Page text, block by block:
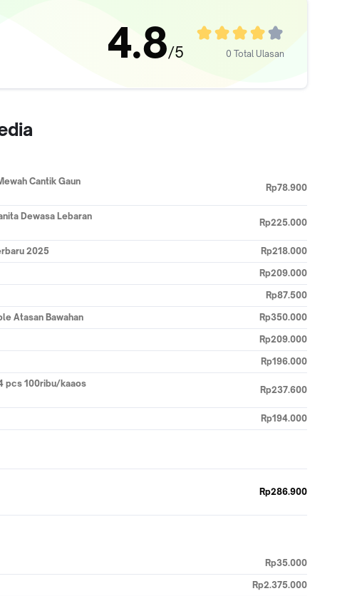
4.8/5 0 Total Ulasan
Cantik Gaun
Rp78.900
Dewasa Lebaran
Rp225.000
2025 Rp218.000
Rp209.000
Rp87.500
Atasan Bawahan Rp350.000
Rp209.000
Rp196.000
pcs 100ribu/kaaos
Rp237.600
Rp194.000
Rp286.900
Rp35.000
Rp2.375.000